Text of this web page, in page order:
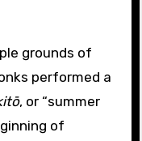
grounds of
performed a
, or “summer
of